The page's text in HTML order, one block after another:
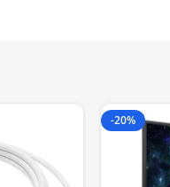
-20%